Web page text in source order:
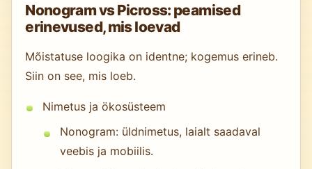
Nonogram vs Picross: peamised
erinevused, mis loevad
Mõistatuse loogika on identne; kogemus erineb.
Siin on see, mis loeb.
Nimetus ja ökosüsteem
Nonogram: üldnimetus, laialt saadaval
veebis ja mobiilis.